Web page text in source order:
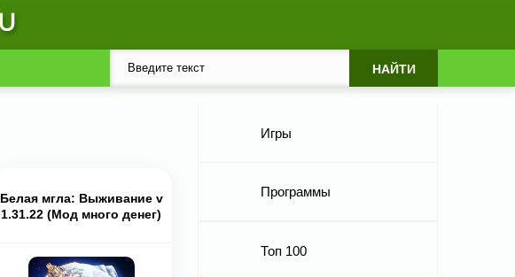
Белая мгла: Выживание v
1.31.22 (Мод много денег)
Игры
Программы
Топ 100